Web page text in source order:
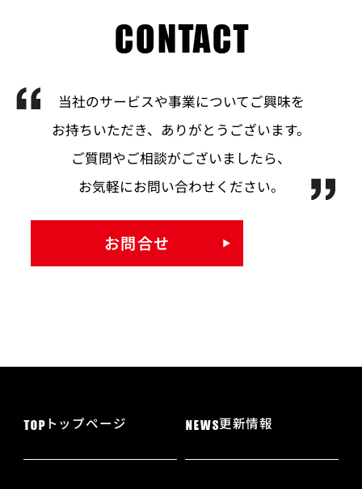
CONTACT
当社のサービスや事業についてご興味を
お持ちいただき、ありがとうございます。
ご質問やご相談がございましたら、
お気軽にお問い合わせください。
お問合せ
TOPトップページ NEWS更新情報